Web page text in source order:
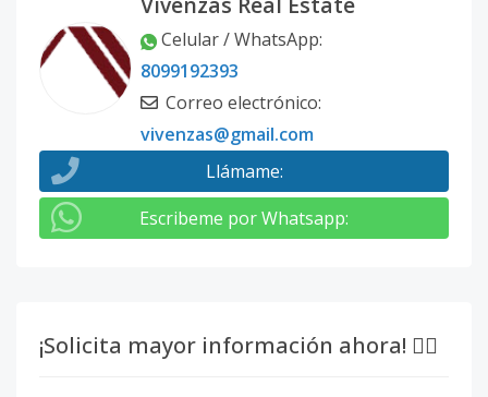
Celular / WhatsApp:
8099192393
Correo electrónico:
vivenzas@gmail.com
Llámame:
Escribeme por Whatsapp:
¡Solicita mayor información ahora! 👇🏽